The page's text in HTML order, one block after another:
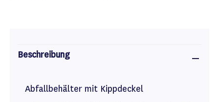
Beschreibung
Abfallbehälter mit Kippdeckel